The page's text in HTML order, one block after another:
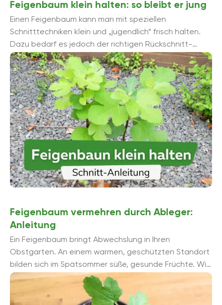
Feigenbaum klein halten: so bleibt er jung
Einen Feigenbaum kann man mit speziellen
Schnitttechniken klein und „jugendlich“ frisch halten.
Dazu bedarf es jedoch der richtigen Rückschnitt-
Anleitungen, die wir Ihnen in diesem Beitrag vorstellen
möchten.
Feigenbaum vermehren durch Ableger:
Anleitung
Ein Feigenbaum bringt Abwechslung in Ihren
Obstgarten. An einem warmen, geschützten Standort
bilden sich im Spätsommer süße, gesunde Früchte. Wir
erklären Ihnen mit einer Anleitung ...